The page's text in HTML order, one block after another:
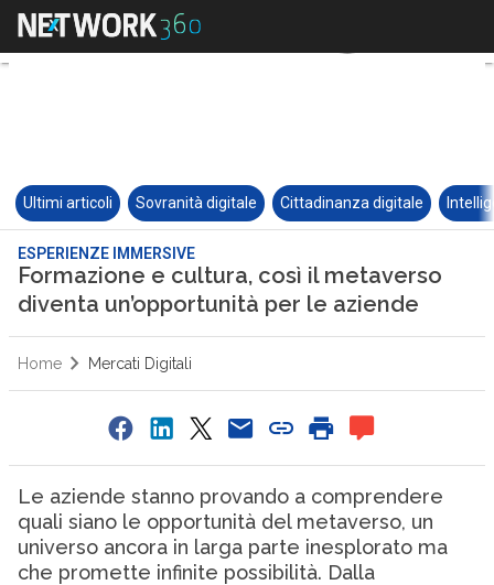
Ultimi articoli Sovranità digitale Cittadinanza digitale
ESPERIENZE IMMERSIVE
Formazione e cultura, così il metaverso
diventa un’opportunità per le aziende
Home Mercati Digitali
Le aziende stanno provando a comprendere
quali siano le opportunità del metaverso, un
universo ancora in larga parte inesplorato ma
che promette infinite possibilità. Dalla